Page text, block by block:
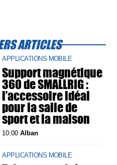
ARTICLES
APPLICATIONS MOBILE
Support magnétique
360 de SMALLRIG :
l’accessoire idéal
pour la salle de
sport et la maison
10:00Alban
APPLICATIONS MOBILE